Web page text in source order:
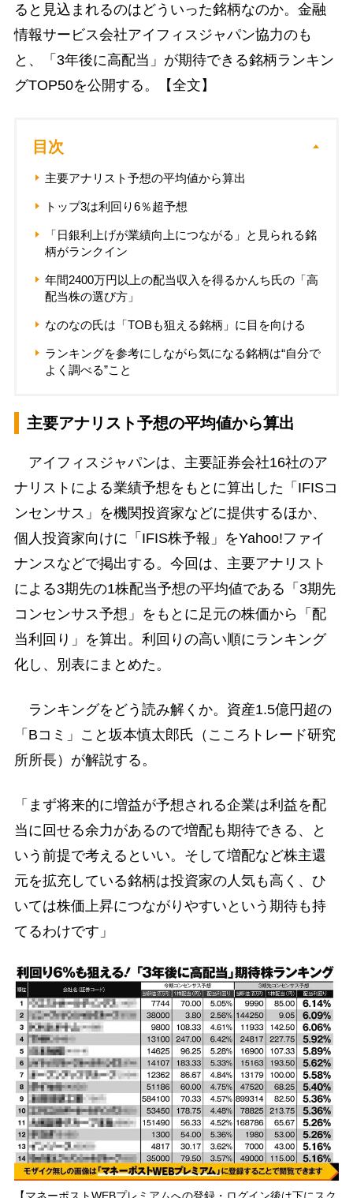
ると見込まれるのはどういった銘柄なのか。金融
情報サービス会社アイフィスジャパン協力のも
と、「3年後に高配当」が期待できる銘柄ランキン
グTOP50を公開する。【全文】
目次
主要アナリスト予想の平均値から算出
トップ3は利回り6％超予想
「日銀利上げが業績向上につながる」と見られる銘
柄がランクイン
年間2400万円以上の配当収入を得るかんち氏の「高
配当株の選び方」
なのなの氏は「TOBも狙える銘柄」に目を向ける
ランキングを参考にしながら気になる銘柄は“自分で
よく調べる”こと
主要アナリスト予想の平均値から算出
アイフィスジャパンは、主要証券会社16社のア
ナリストによる業績予想をもとに算出した「IFISコ
ンセンサス」を機関投資家などに提供するほか、
個人投資家向けに「IFIS株予報」をYahoo!ファイ
ナンスなどで掲出する。今回は、主要アナリスト
による3期先の1株配当予想の平均値である「3期先
コンセンサス予想」をもとに足元の株価から「配
当利回り」を算出。利回りの高い順にランキング
化し、別表にまとめた。
ランキングをどう読み解くか。資産1.5億円超の
「Bコミ」こと坂本慎太郎氏（こころトレード研究
所所長）が解説する。
「まず将来的に増益が予想される企業は利益を配
当に回せる余力があるので増配も期待できる、と
いう前提で考えるといい。そして増配など株主還
元を拡充している銘柄は投資家の人気も高く、ひ
いては株価上昇につながりやすいという期待も持
てるわけです」